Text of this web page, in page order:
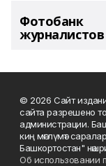
Фотобанк
© 2026 Сайт
сайта разрешено
администрации.
киң мәғлүмәт
Башкортостан"
Об использовании